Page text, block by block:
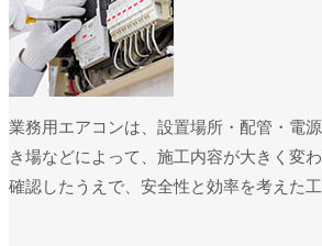
業務用エアコンは、設置場所・配管・電
き場などによって、施工内容が大きく変
確認したうえで、安全性と効率を考えた